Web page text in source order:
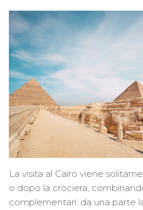
La visita al Cairo viene
o dopo la crociera,
complementari: da una parte